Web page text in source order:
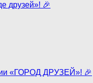
друзей»! 🎉
«ГОРОД ДРУЗЕЙ»! 🎉